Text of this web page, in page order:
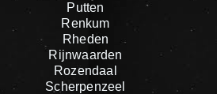
Putten
Renkum
Rheden
Rijnwaarden
Rozendaal
Scherpenzeel